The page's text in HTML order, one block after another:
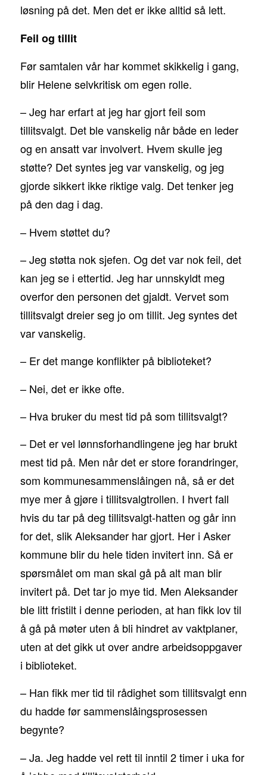
løsning på det. Men det er ikke alltid så lett.
Feil og tillit
Før samtalen vår har kommet skikkelig i gang,
blir Helene selvkritisk om egen rolle.
– Jeg har erfart at jeg har gjort feil som
tillitsvalgt. Det ble vanskelig når både en leder
og en ansatt var involvert. Hvem skulle jeg
støtte? Det syntes jeg var vanskelig, og jeg
gjorde sikkert ikke riktige valg. Det tenker jeg
på den dag i dag.
– Hvem støttet du?
– Jeg støtta nok sjefen. Og det var nok feil, det
kan jeg se i ettertid. Jeg har unnskyldt meg
overfor den personen det gjaldt. Vervet som
tillitsvalgt dreier seg jo om tillit. Jeg syntes det
var vanskelig.
– Er det mange konflikter på biblioteket?
– Nei, det er ikke ofte.
– Hva bruker du mest tid på som tillitsvalgt?
– Det er vel lønnsforhandlingene jeg har brukt
mest tid på. Men når det er store forandringer,
som kommunesammenslåingen nå, så er det
mye mer å gjøre i tillitsvalgtrollen. I hvert fall
hvis du tar på deg tillitsvalgt-hatten og går inn
for det, slik Aleksander har gjort. Her i Asker
kommune blir du hele tiden invitert inn. Så er
spørsmålet om man skal gå på alt man blir
invitert på. Det tar jo mye tid. Men Aleksander
ble litt fristilt i denne perioden, at han fikk lov til
å gå på møter uten å bli hindret av vaktplaner,
uten at det gikk ut over andre arbeidsoppgaver
i biblioteket.
– Han fikk mer tid til rådighet som tillitsvalgt enn
du hadde før sammenslåingsprosessen
begynte?
– Ja. Jeg hadde vel rett til inntil 2 timer i uka for